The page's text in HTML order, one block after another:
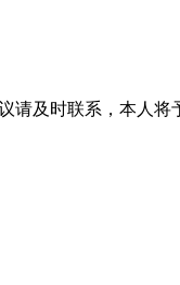
请及时联系，本人将